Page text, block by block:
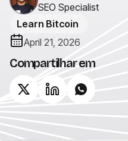
SEO Specialist
Learn Bitcoin
April 21, 2026
Compartilhar em